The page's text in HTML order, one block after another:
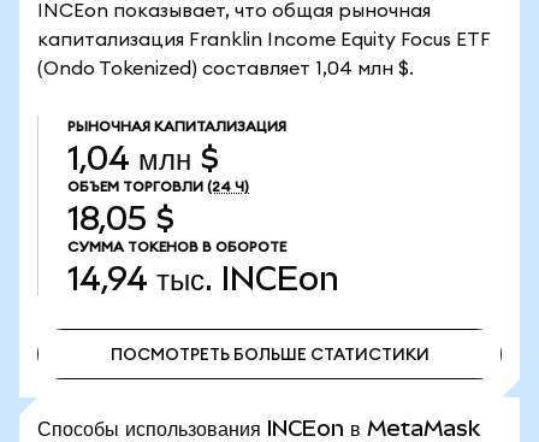
INCEon показывает, что общая рыночная
капитализация Franklin Income Equity Focus ETF
(Ondo Tokenized) составляет 1,04 млн $.
РЫНОЧНАЯ КАПИТАЛИЗАЦИЯ
1,04 млн $
ОБЪЕМ ТОРГОВЛИ (24 Ч)
18,05 $
СУММА ТОКЕНОВ В ОБОРОТЕ
14,94 тыс. INCEon
ПОСМОТРЕТЬ БОЛЬШЕ СТАТИСТИКИ
Способы использования INCEon в MetaMask